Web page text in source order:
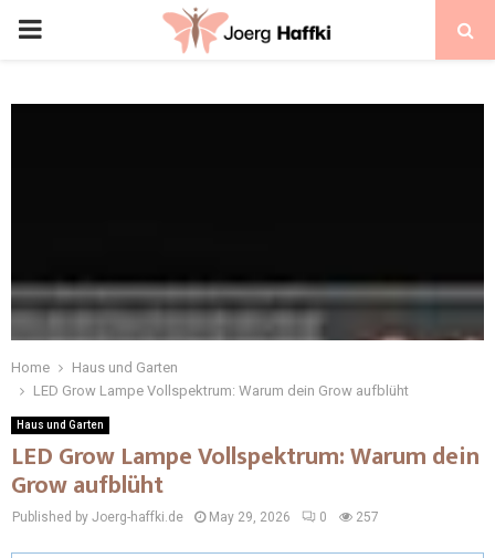
Home
Haus und Garten
LED Grow Lampe Vollspektrum: Warum dein Grow aufblüht
Haus und Garten
LED Grow Lampe Vollspektrum: Warum dein
Grow aufblüht
Published by Joerg-haffki.de May 29, 2026 0 257